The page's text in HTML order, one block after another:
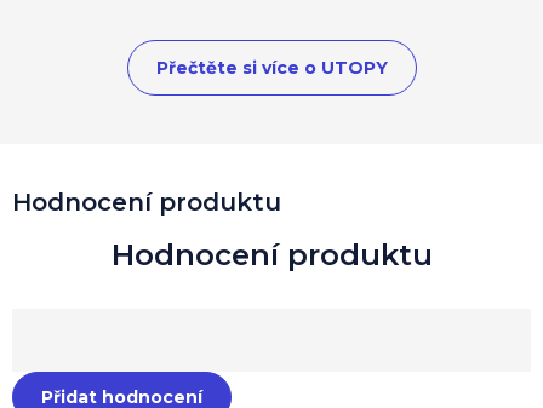
Hodnocení produktu
Přidat hodnocení
Přečtěte si více o UTOPY